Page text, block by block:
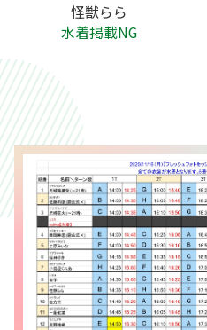
怪獣らら
水着掲載NG